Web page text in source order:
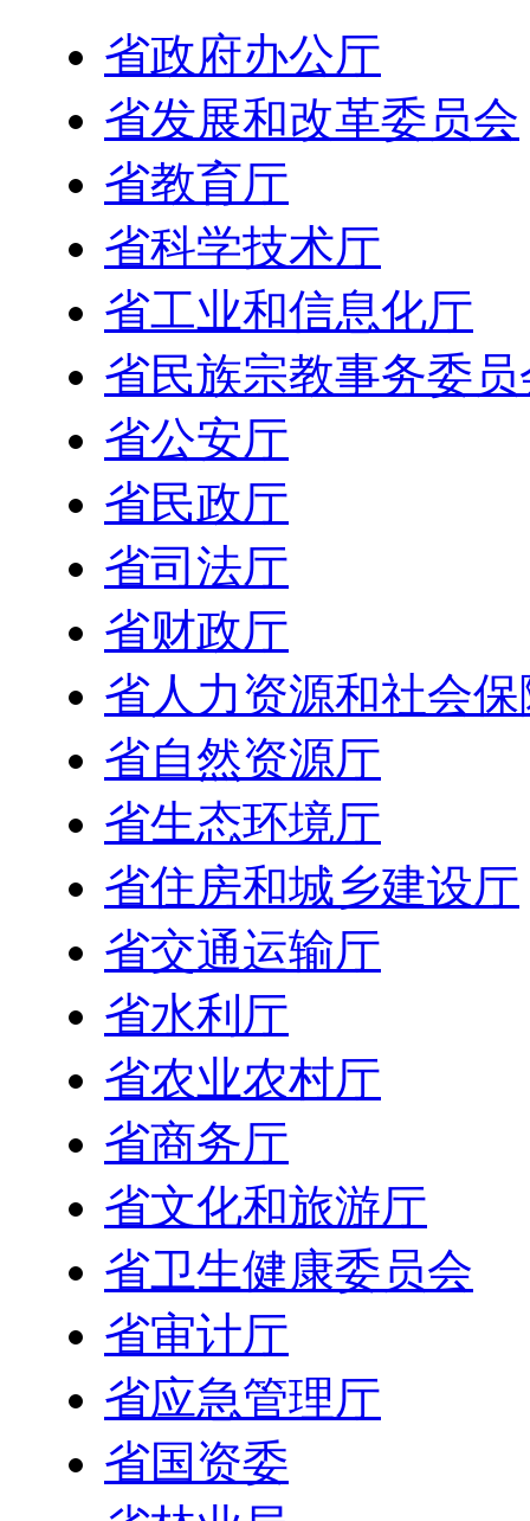
省政府办公厅
省发展和改革委员会
省教育厅
省科学技术厅
省工业和信息化厅
省民族宗教事务委员
省公安厅
省民政厅
省司法厅
省财政厅
省人力资源和社会
省自然资源厅
省生态环境厅
省住房和城乡建设厅
省交通运输厅
省水利厅
省农业农村厅
省商务厅
省文化和旅游厅
省卫生健康委员会
省审计厅
省应急管理厅
省国资委